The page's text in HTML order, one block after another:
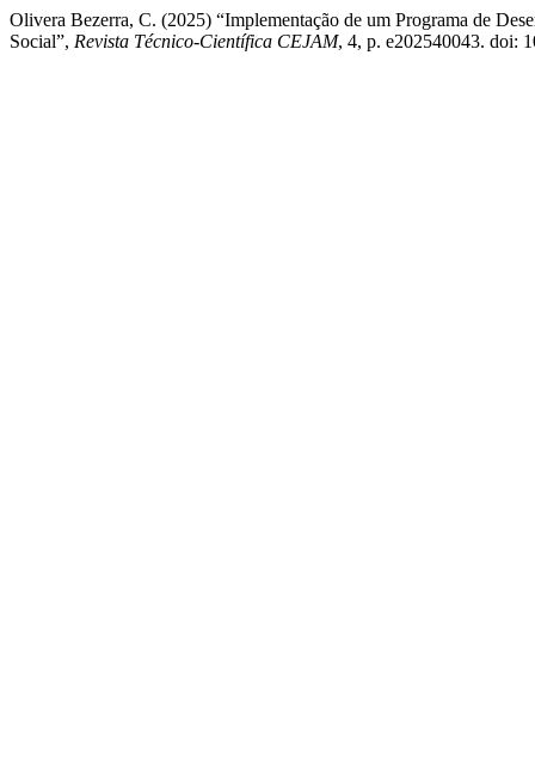
Olivera Bezerra, C. (2025) “Implementação de um Programa de
Social”, Revista Técnico-Científica CEJAM, 4, p. e202540043. doi: